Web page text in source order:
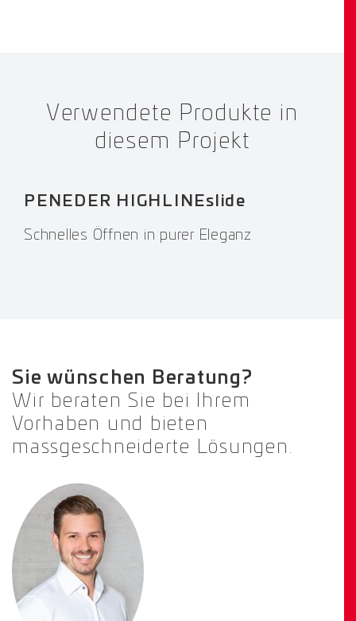
Verwendete Produkte in
diesem Projekt
PENEDER HIGHLINEslide
Schnelles Öffnen in purer Eleganz
Sie wünschen Beratung?
Wir beraten Sie bei Ihrem
Vorhaben und bieten
massgeschneiderte Lösungen.